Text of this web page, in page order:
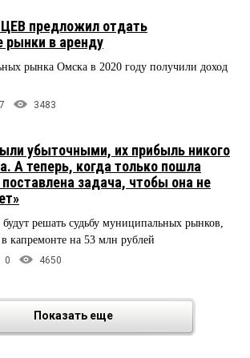
предложил отдать
рынки в аренду
рынка Омска в 2020 году получили доход
7 3483
убыточными, их прибыль никого
А теперь, когда только пошла
задача, чтобы она не
будут решать судьбу муниципальных рынков,
капремонте на 53 млн рублей
0 4650
Показать еще